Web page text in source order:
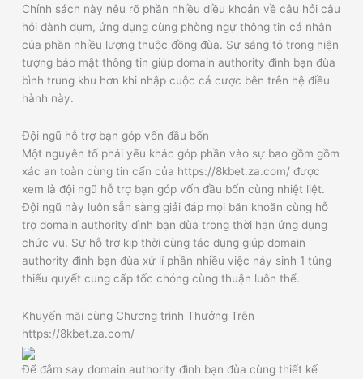
Chính sách này nêu rõ phần nhiều điều khoản về câu hỏi câu
hỏi dành dụm, ứng dụng cùng phòng ngự thông tin cá nhân
của phần nhiều lượng thuộc đồng đùa. Sự sáng tỏ trong hiện
tượng bảo mật thông tin giúp domain authority đình bạn đùa
bình trung khu hơn khi nhập cuộc cá cược bên trên hệ điều
hành này.
Đội ngũ hỗ trợ bạn góp vốn đầu bốn
Một nguyên tố phải yếu khác góp phần vào sự bao gồm gồm
xác an toàn cùng tin cẩn của https://8kbet.za.com/ được
xem là đội ngũ hỗ trợ bạn góp vốn đầu bốn cùng nhiệt liệt.
Đội ngũ này luôn sẵn sàng giải đáp mọi băn khoăn cùng hỗ
trợ domain authority đình bạn đùa trong thời hạn ứng dụng
chức vụ. Sự hỗ trợ kịp thời cùng tác dụng giúp domain
authority đình bạn đùa xử lí phần nhiều việc nảy sinh 1 túng
thiếu quyết cung cấp tốc chóng cùng thuận luôn thể.
Khuyến mãi cùng Chương trình Thưởng Trên
https://8kbet.za.com/
Để đắm say domain authority đình bạn đùa cùng thiết kế